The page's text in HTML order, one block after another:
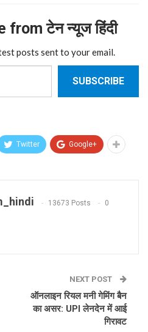
टेन न्यूज हिंदी
posts sent to your email.
SUBSCRIBE
Twitter Google+
13673 Posts 0
NEXT POST
ऑनलाइन रियल मनी गेमिंग बैन
का असर: UPI लेनदेन में आई
गिरावट